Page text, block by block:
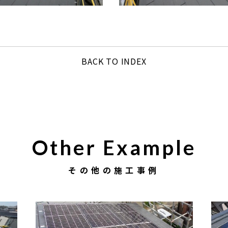
BACK TO INDEX
Other Example
その他の施工事例